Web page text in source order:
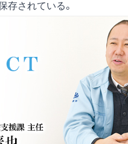
存されている。